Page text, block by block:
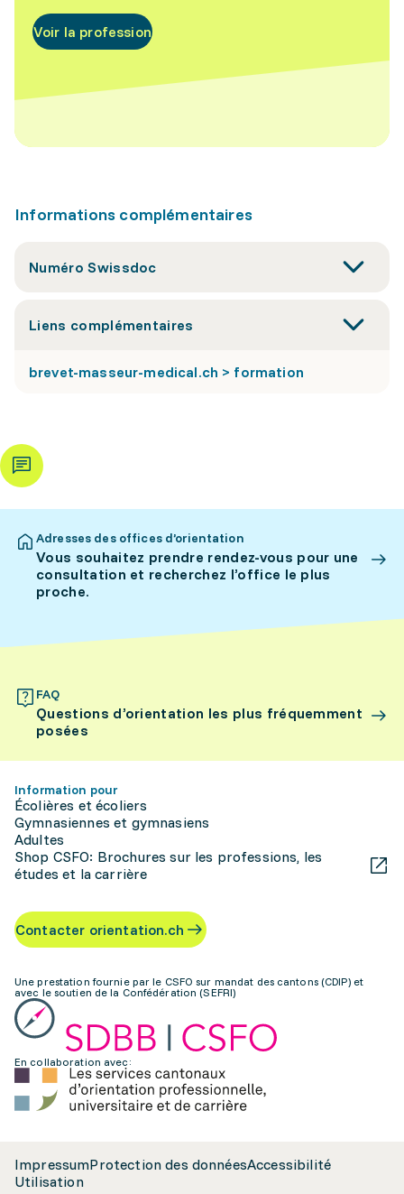
Voir la profession
Informations complémentaires
Numéro Swissdoc
Liens complémentaires
brevet-masseur-medical.ch > formation
Adresses des offices d’orientation
Vous souhaitez prendre rendez-vous pour une
consultation et recherchez l’office le plus
proche.
FAQ
Questions d’orientation les plus fréquemment
posées
Information pour
Écolières et écoliers
Gymnasiennes et gymnasiens
Adultes
Shop CSFO: Brochures sur les professions, les
études et la carrière
Contacter orientation.ch
Une prestation fournie par le CSFO sur mandat des cantons (CDIP) et
avec le soutien de la Confédération (SEFRI)
En collaboration avec:
ImpressumProtection des donnéesAccessibilité
Utilisation